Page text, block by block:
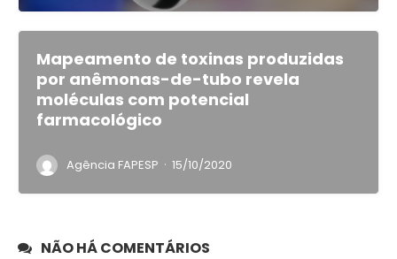
Mapeamento de toxinas produzidas
por anêmonas-de-tubo revela
moléculas com potencial
farmacológico
Agência FAPESP · 15/10/2020
NÃO HÁ COMENTÁRIOS